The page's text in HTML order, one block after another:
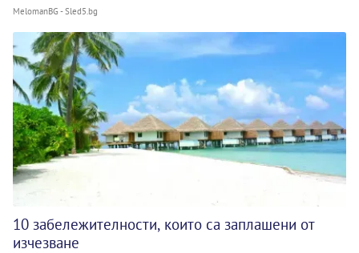
MelomanBG - Sled5.bg
10 забележителности, които са заплашени от
изчезване